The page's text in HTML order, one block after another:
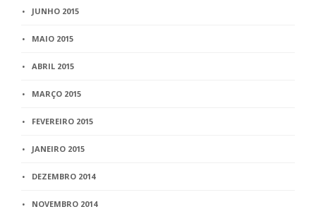
JUNHO 2015
MAIO 2015
ABRIL 2015
MARÇO 2015
FEVEREIRO 2015
JANEIRO 2015
DEZEMBRO 2014
NOVEMBRO 2014